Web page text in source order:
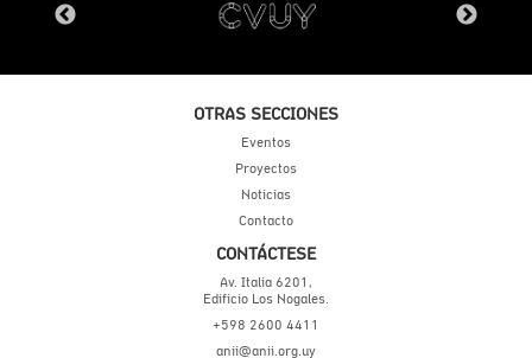
OTRAS SECCIONES
Eventos
Proyectos
Noticias
Contacto
CONTÁCTESE
Av. Italia 6201,
Edificio Los Nogales.
+598 2600 4411
anii@anii.org.uy